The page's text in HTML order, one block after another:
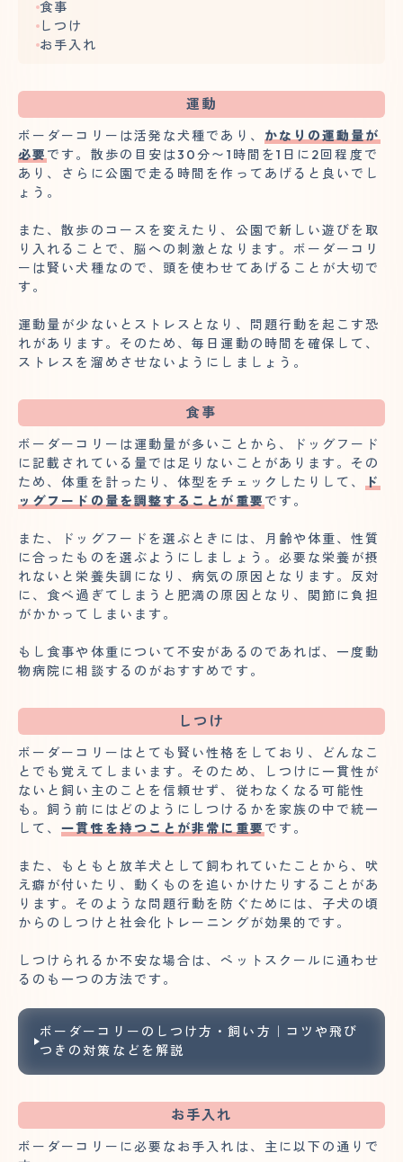
食事
しつけ
お手入れ
運動
ボーダーコリーは活発な犬種であり、 かなりの運動量が
必要 です。散歩の目安は30分〜1時間を1日に2回程度で
あり、さらに公園で走る時間を作ってあげると良いでし
ょう。
また、散歩のコースを変えたり、公園で新しい遊びを取
り入れることで、脳への刺激となります。ボーダーコリ
ーは賢い犬種なので、頭を使わせてあげることが大切で
す。
運動量が少ないとストレスとなり、問題行動を起こす恐
れがあります。そのため、毎日運動の時間を確保して、
ストレスを溜めさせないようにしましょう。
食事
ボーダーコリーは運動量が多いことから、ドッグフード
に記載されている量では足りないことがあります。その
ため、体重を計ったり、体型をチェックしたりして、
ド
ッグフードの量を調整することが重要 です。
また、ドッグフードを選ぶときには、月齢や体重、性質
に合ったものを選ぶようにしましょう。必要な栄養が摂
れないと栄養失調になり、病気の原因となります。反対
に、食べ過ぎてしまうと肥満の原因となり、関節に負担
がかかってしまいます。
もし食事や体重について不安があるのであれば、一度動
物病院に相談するのがおすすめです。
しつけ
ボーダーコリーはとても賢い性格をしており、どんなこ
とでも覚えてしまいます。そのため、しつけに一貫性が
ないと飼い主のことを信頼せず、従わなくなる可能性
も。飼う前にはどのようにしつけるかを家族の中で統一
して、一貫性を持つことが非常に重要 です。
また、もともと放羊犬として飼われていたことから、吠
え癖が付いたり、動くものを追いかけたりすることがあ
ります。そのような問題行動を防ぐためには、子犬の頃
からのしつけと社会化トレーニングが効果的です。
しつけられるか不安な場合は、ペットスクールに通わせ
るのも一つの方法です。
ボーダーコリーのしつけ方・飼い方｜コツや飛び
つきの対策などを解説
お手入れ
ボーダーコリーに必要なお手入れは、主に以下の通りで